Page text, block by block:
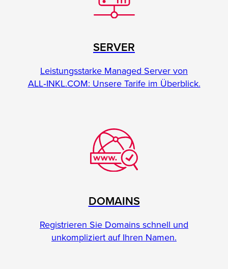
SERVER
Leistungsstarke Managed Server von
ALL‑INKL.COM: Unsere Tarife im Überblick.
DOMAINS
Registrieren Sie Domains schnell und
unkompliziert auf Ihren Namen.